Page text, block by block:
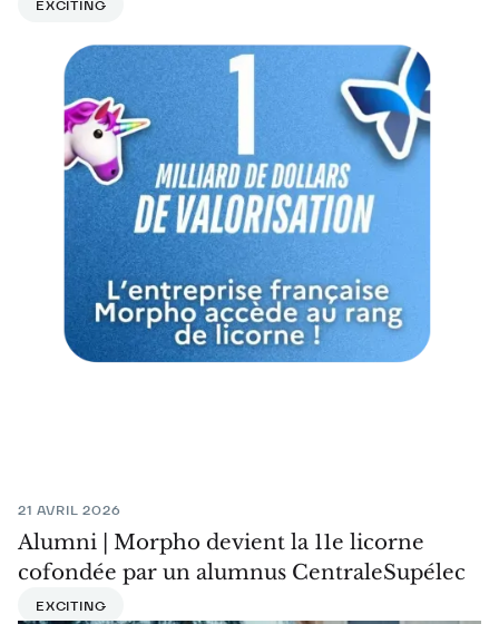
EXCITING
21 AVRIL 2026
Alumni | Morpho devient la 11e licorne
cofondée par un alumnus CentraleSupélec
EXCITING